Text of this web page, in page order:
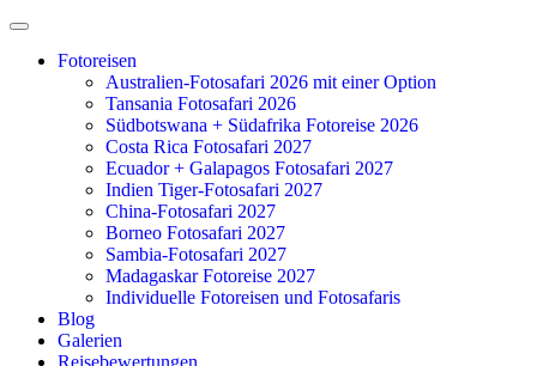
Zum
springenFotoreisen
Australien-Fotosafari 2026 mit einer Option
Tansania Fotosafari 2026
Südbotswana + Südafrika Fotoreise 2026
Costa Rica Fotosafari 2027
Ecuador + Galapagos Fotosafari 2027
Indien Tiger-Fotosafari 2027
China-Fotosafari 2027
Borneo Fotosafari 2027
Sambia-Fotosafari 2027
Madagaskar Fotoreise 2027
Individuelle Fotoreisen und Fotosafaris
Blog
Galerien
Reisebewertungen